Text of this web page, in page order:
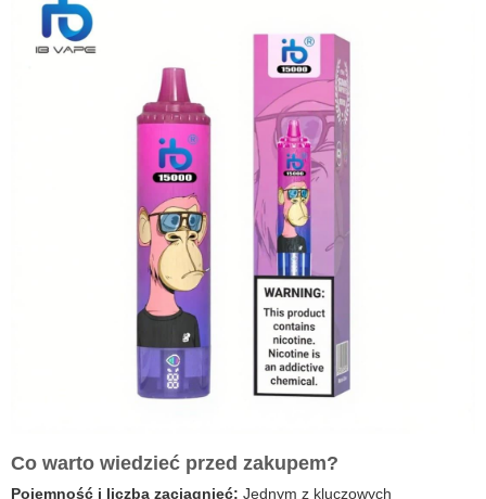
Co warto wiedzieć przed zakupem?
Pojemność i liczba zaciągnięć: Jednym z kluczowych